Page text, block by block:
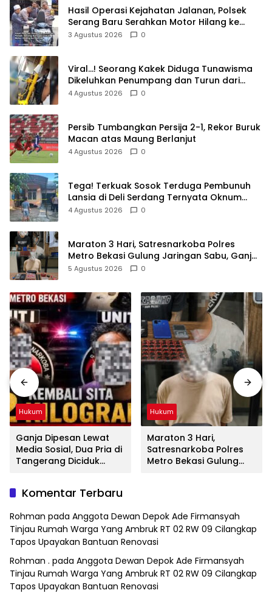
Hasil Operasi Kejahatan Jalanan, Polsek
Serang Baru Serahkan Motor Hilang ke
Pemilik
3 Agustus 2026 0
Viral…! Seorang Kakek Diduga Tunawisma
Dikeluhkan Penumpang dan Turun dari
TransJakarta Karena Bau Badan
4 Agustus 2026 0
Persib Tumbangkan Persija 2-1, Rekor Buruk
Macan atas Maung Berlanjut
4 Agustus 2026 0
Tega! Terkuak Sosok Terduga Pembunuh
Lansia di Deli Serdang Ternyata Oknum
Polisi Tetangga Korban
4 Agustus 2026 0
Maraton 3 Hari, Satresnarkoba Polres
Metro Bekasi Gulung Jaringan Sabu, Ganja,
dan Tramadol
5 Agustus 2026 0
Hukum
Ganja Dipesan Lewat
Media Sosial, Dua Pria di
Tangerang Diciduk
Hukum
Maraton 3 Hari,
Satresnarkoba Polres
Metro Bekasi Gulung
Komentar Terbaru
Rohman pada Anggota Dewan Depok Ade Firmansyah
Tinjau Rumah Warga Yang Ambruk RT 02 RW 09 Cilangkap
Tapos Upayakan Bantuan Renovasi
Rohman . pada Anggota Dewan Depok Ade Firmansyah
Tinjau Rumah Warga Yang Ambruk RT 02 RW 09 Cilangkap
Tapos Upayakan Bantuan Renovasi